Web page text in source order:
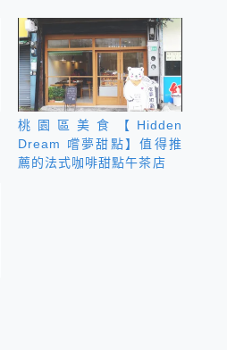
桃園區美食【Hidden
Dream 嚐夢甜點】值得推
薦的法式咖啡甜點午茶店